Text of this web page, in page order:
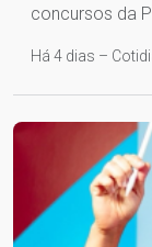
concursos da
Há 4 dias –